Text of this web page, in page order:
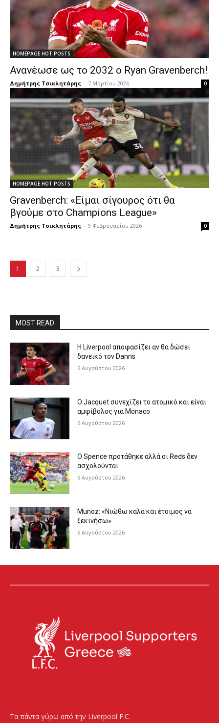
HOMEPAGE HOT POSTS
Ανανέωσε ως το 2032 ο Ryan Gravenberch!
Δημήτρης Τσικλητάρης - 7 Μαρτίου 2026 0
HOMEPAGE HOT POSTS
Gravenberch: «Είμαι σίγουρος ότι θα
βγούμε στο Champions League»
Δημήτρης Τσικλητάρης - 9 Φεβρουαρίου 2026 0
1 2 3
MOST READ
Η Liverpool αποφασίζει αν θα δώσει
δανεικό τον Danns
6 Αυγούστου 2026
Ο Jacquet συνεχίζει το ατομικό και είναι
αμφίβολος για Monaco
6 Αυγούστου 2026
Ο Spence προτάθηκε αλλά οι Reds δεν
ασχολούνται
6 Αυγούστου 2026
Munoz: «Νιώθω καλά και έτοιμος να
ξεκινήσω»
6 Αυγούστου 2026
Τα πάντα γύρω από την Liverpool F.C.